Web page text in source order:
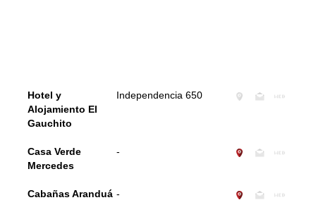
Hotel y
Alojamiento El
Gauchito
Independencia 650
Casa Verde
Mercedes
-
Cabañas Aranduá -